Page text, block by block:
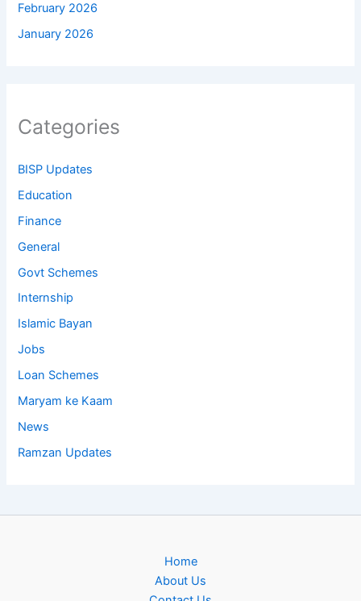
February 2026
January 2026
Categories
BISP Updates
Education
Finance
General
Govt Schemes
Internship
Islamic Bayan
Jobs
Loan Schemes
Maryam ke Kaam
News
Ramzan Updates
Home
About Us